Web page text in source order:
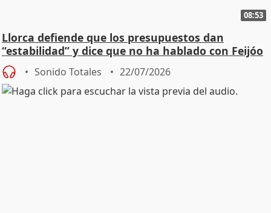
08:53
Llorca defiende que los presupuestos dan
“estabilidad” y dice que no ha hablado con Feijóo
Sonido Totales 22/07/2026